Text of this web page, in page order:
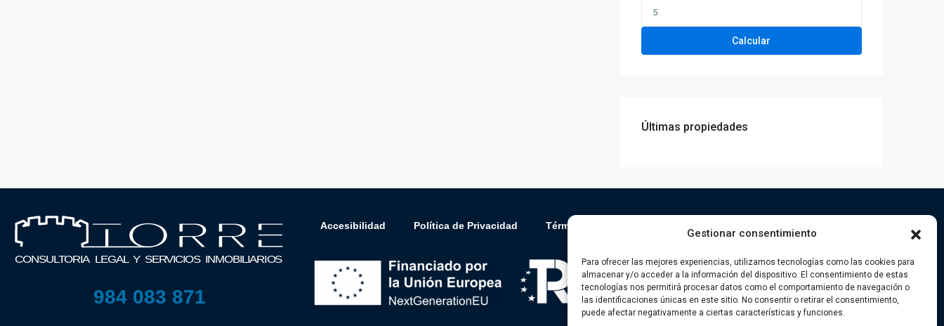
Gestionar consentimiento
Para ofrecer las mejores experiencias, utilizamos tecnologías como las cookies para
almacenar y/o acceder a la información del dispositivo. El consentimiento de estas
tecnologías nos permitirá procesar datos como el comportamiento de navegación o
las identificaciones únicas en este sitio. No consentir o retirar el consentimiento,
puede afectar negativamente a ciertas características y funciones.
Calcular
Últimas propiedades
984 083 871
Accesibilidad Política de Privacidad Términos y condiciones